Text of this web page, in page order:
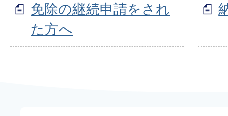
免除の継続申請をされ
た方へ